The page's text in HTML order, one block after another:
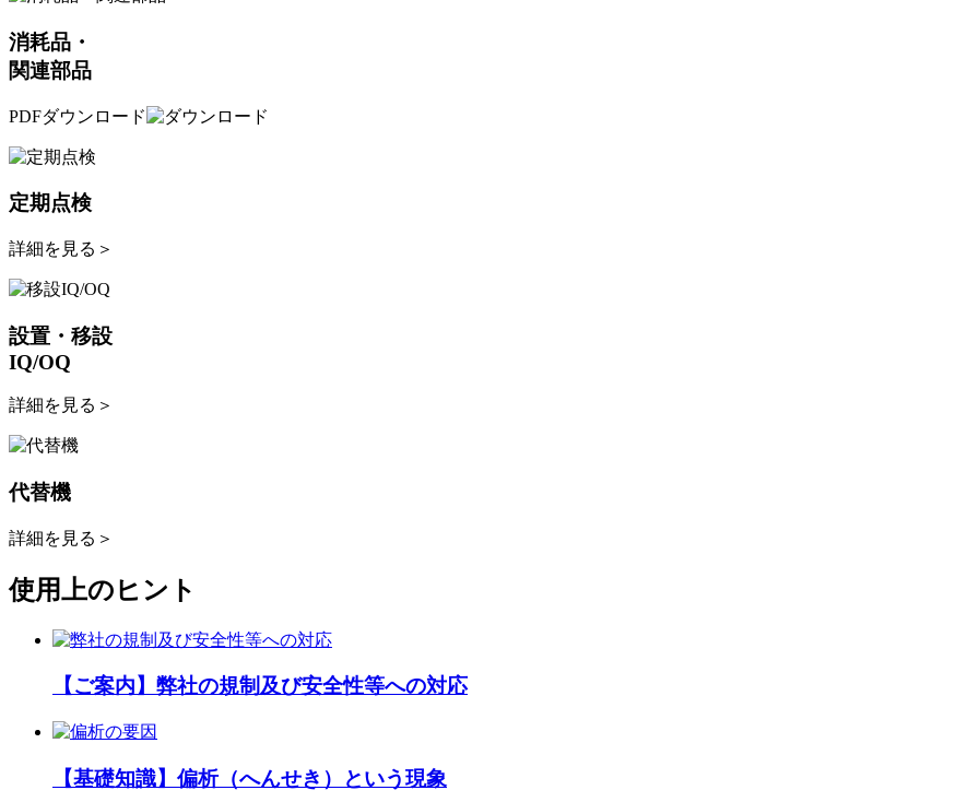
消耗品・
関連部品
PDFダウンロード
定期点検
詳細を見る ＞
設置・移設
IQ/OQ
詳細を見る ＞
代替機
詳細を見る ＞
使用上のヒント
【ご案内】弊社の規制及び安全性等への対応
【基礎知識】偏析（へんせき）という現象